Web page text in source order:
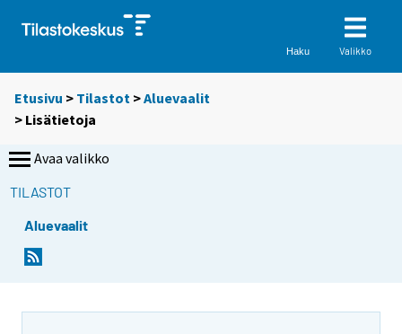
Haku Valikko
Etusivu > Tilastot >Aluevaalit
> Lisätietoja
Avaa valikko
TILASTOT
Aluevaalit